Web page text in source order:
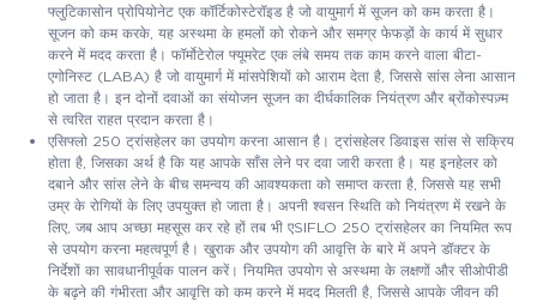
फ्लुटिकासोन प्रोपियोनेट एक कॉर्टिकोस्टेरॉइड है जो वायुमार्ग में सूजन को कम करता है।
सूजन को कम करके, यह अस्थमा के हमलों को रोकने और समग्र फेफड़ों के कार्य में सुधार
करने में मदद करता है। फॉर्मोटेरोल फ्यूमरेट एक लंबे समय तक काम करने वाला बीटा-
एगोनिस्ट (LABA) है जो वायुमार्ग में मांसपेशियों को आराम देता है, जिससे सांस लेना आसान
हो जाता है। इन दोनों दवाओं का संयोजन सूजन का दीर्घकालिक नियंत्रण और ब्रोंकोस्पज़्म
से त्वरित राहत प्रदान करता है।
एसिफ्लो 250 ट्रांसहेलर का उपयोग करना आसान है। ट्रांसहेलर डिवाइस सांस से सक्रिय
होता है, जिसका अर्थ है कि यह आपके साँस लेने पर दवा जारी करता है। यह इनहेलर को
दबाने और सांस लेने के बीच समन्वय की आवश्यकता को समाप्त करता है, जिससे यह सभी
उम्र के रोगियों के लिए उपयुक्त हो जाता है। अपनी श्वसन स्थिति को नियंत्रण में रखने के
लिए, जब आप अच्छा महसूस कर रहे हों तब भी एSIFLO 250 ट्रांसहेलर का नियमित रूप
से उपयोग करना महत्वपूर्ण है। खुराक और उपयोग की आवृत्ति के बारे में अपने डॉक्टर के
निर्देशों का सावधानीपूर्वक पालन करें। नियमित उपयोग से अस्थमा के लक्षणों और सीओपीडी
के बढ़ने की गंभीरता और आवृत्ति को कम करने में मदद मिलती है, जिससे आपके जीवन की